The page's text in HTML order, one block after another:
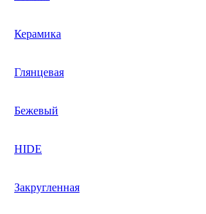
Керамика
Глянцевая
Бежевый
HIDE
Закругленная